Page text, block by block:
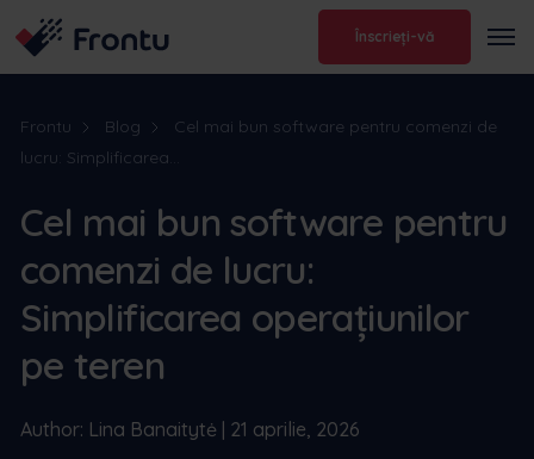
Înscrieți-vă
Frontu Blog
Cel mai bun software pentru comenzi de
lucru: Simplificarea...
Cel mai bun software pentru
comenzi de lucru:
Simplificarea operațiunilor
pe teren
Author: Lina Banaitytė | 21 aprilie, 2026